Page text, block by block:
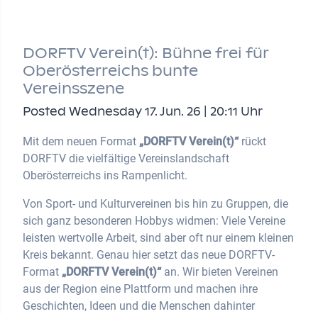
DORFTV Verein(t): Bühne frei für
Oberösterreichs bunte
Vereinsszene
Posted Wednesday 17. Jun. 26 | 20:11 Uhr
Mit dem neuen Format „DORFTV Verein(t)“rückt
DORFTV die vielfältige Vereinslandschaft
Oberösterreichs ins Rampenlicht.
Von Sport- und Kulturvereinen bis hin zu Gruppen, die
sich ganz besonderen Hobbys widmen: Viele Vereine
leisten wertvolle Arbeit, sind aber oft nur einem kleinen
Kreis bekannt. Genau hier setzt das neue DORFTV-
Format „DORFTV Verein(t)“an. Wir bieten Vereinen
aus der Region eine Plattform und machen ihre
Geschichten, Ideen und die Menschen dahinter